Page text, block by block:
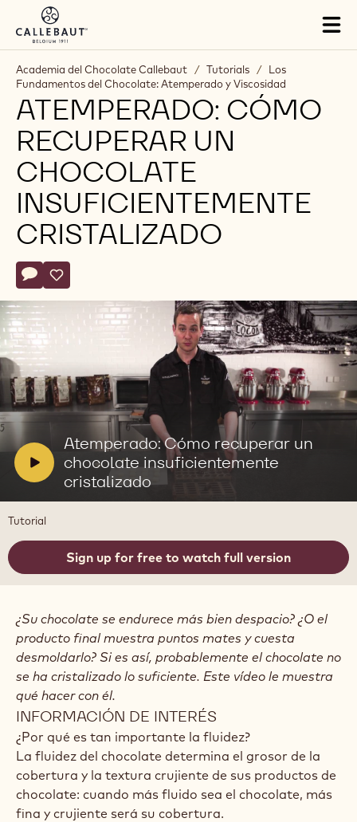
Skip to main content
Academia del Chocolate Callebaut / Tutorials /
Los
Fundamentos del Chocolate: Atemperado y Viscosidad
ATEMPERADO: CÓMO
RECUPERAR UN
CHOCOLATE
INSUFICIENTEMENTE
CRISTALIZADO
Actions
Escribe un comentario
- Atemperado: Cómo recuperar un chocolate
Salvar
- Atemperado: Cómo recuperar un chocolate
V
i
d
e
:
Atemperado: Cómo recuperar un
chocolate insuficientemente
cristalizado
Reproducir
video:
Atemperado:
Cómo
recuperar
cristalizado
Tutorial
Sign up for free to watch full version
¿Su chocolate se endurece más bien despacio? ¿O el
producto final muestra puntos mates y cuesta
desmoldarlo? Si es así, probablemente el chocolate no
se ha cristalizado lo suficiente. Este vídeo le muestra
qué hacer con él.
INFORMACIÓN DE INTERÉS
¿Por qué es tan importante la fluidez?
La fluidez del chocolate determina el grosor de la
cobertura y la textura crujiente de sus productos de
chocolate: cuando más fluido sea el chocolate, más
fina y crujiente será su cobertura.